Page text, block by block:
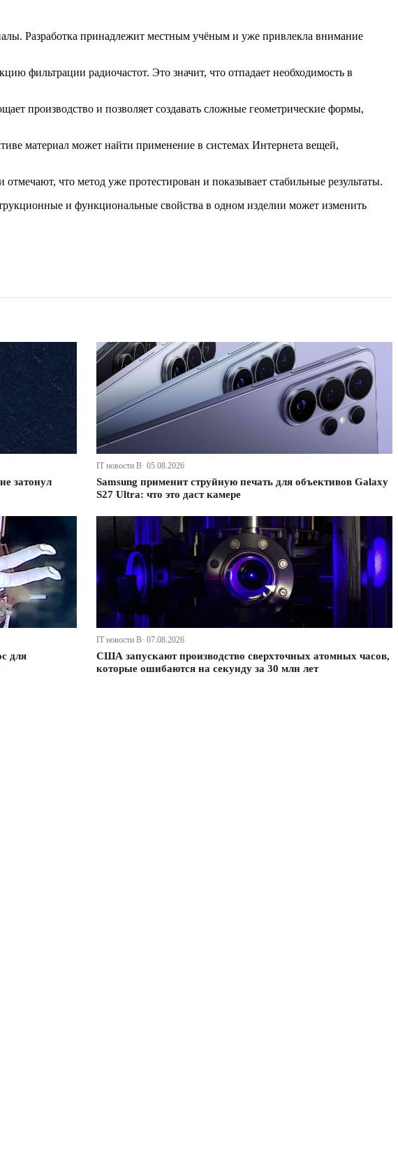
Разработка принадлежит местным учёным и уже привлекла внимание
фильтрации радиочастот. Это значит, что отпадает необходимость в
производство и позволяет создавать сложные геометрические формы,
материал может найти применение в системах Интернета вещей,
что метод уже протестирован и показывает стабильные результаты.
и функциональные свойства в одном изделии может изменить
затонул
IT новости В· 05.08.2026
Samsung применит струйную печать для объективов Galaxy
S27 Ultra: что это даст камере
для
IT новости В· 07.08.2026
США запускают производство сверхточных атомных часов,
которые ошибаются на секунду за 30 млн лет